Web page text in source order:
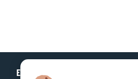
EUROPLASTIQUES